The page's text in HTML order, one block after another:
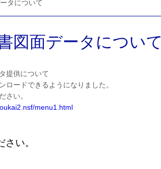
タについて
図面データについて
提供について
ロードできるようになりました。
さい。
menu1.html
さい。